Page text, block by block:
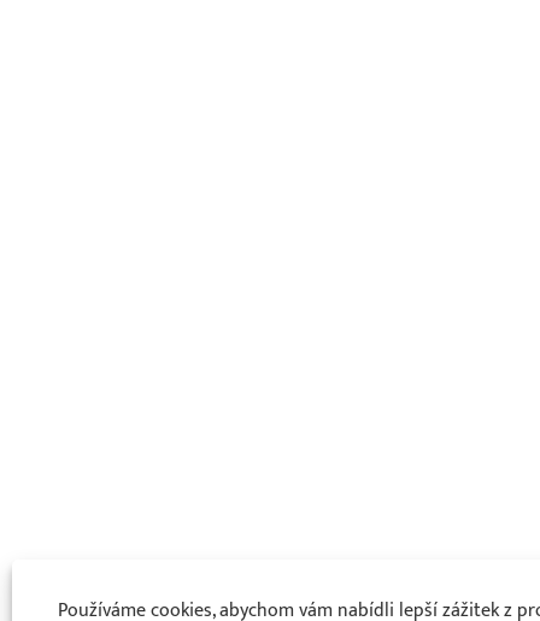
Používáme cookies, abychom vám nabídli lepší zážitek z